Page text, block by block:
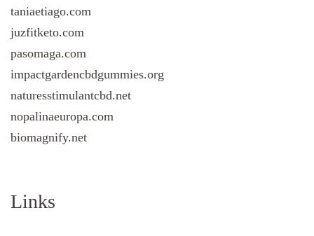
taniaetiago.com
juzfitketo.com
pasomaga.com
impactgardencbdgummies.org
naturesstimulantcbd.net
nopalinaeuropa.com
biomagnify.net
Links